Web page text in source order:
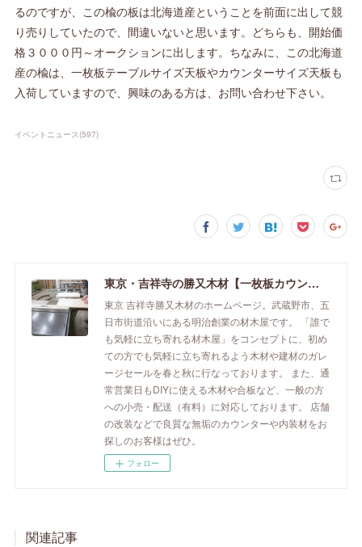
るのですが、この楡の板は北海道産ということを前面に出して競
り売りしていたので、間違いないと思います。どちらも、開始価
格３０００円～オークションに出します。ちなみに、この北海道
産の楡は、一枚板テーブルサイズ天板やカウンターサイズ天板も
入荷していますので、興味のある方は、お問い合わせ下さい。
イベントニュース(597)
東京・吉祥寺の勝又木材【一枚板カウンター】
東京 吉祥寺勝又木材のホームページ。武蔵野市、五
日市街道沿いにある明治創業の材木屋です。 「誰で
も気軽に立ち寄れる材木屋」をコンセプトに、初め
ての方でも気軽に立ち寄れるよう木材や建材のガレ
ージセールを春と秋に行なっております。 また、通
常営業日もDIYに使える木材や合板など、一般の方
への小売・配送（有料）に対応しております。 店舗
の改装などで良質な無垢のカウンターや内装材をお
探しのお客様はぜひ。
フォロー
関連記事